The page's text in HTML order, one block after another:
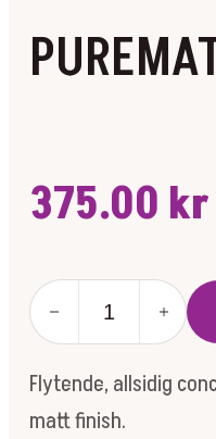
375.00 kr
PUREMATCH
LIQUID
CONCEALER
MEDIUM
antall
Flytende, allsidig
matt finish.